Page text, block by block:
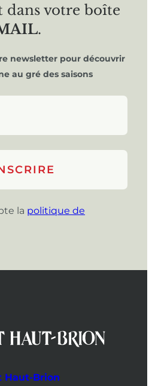
dans votre boîte
.
newsletter pour découvrir
au gré des saisons
la politique de
Haut-Brion